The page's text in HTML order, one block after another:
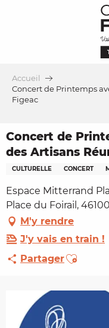
Accueil
Concert de Printemps
Figeac
Concert de
des Artisans
CULTURELLE CONCERT
Espace Mitterrand
Place du Foirail,
M'y rendre
J'y vais en train !
PartagerAjouter